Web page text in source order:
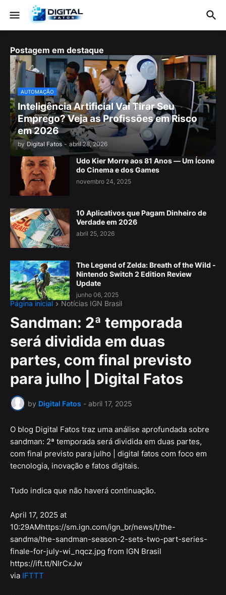
Postagem em destaque
AUTOMAÇÃO
Inteligência Artificial Vai Tirar Seu
Emprego? Veja as Profissões em Risco
em 2026
by Digital Fatos - abril 28, 2026
Udo Kier Morre aos 81 Anos — Um Ícone
do Cinema e dos Games
novembro 24, 2025
10 Aplicativos que Pagam Dinheiro de
Verdade em 2026
abril 25, 2026
The Legend of Zelda: Breath of the Wild -
Nintendo Switch 2 Edition Review
Update
junho 06, 2025
Página inicial Notícias IGN Brasil
Sandman: 2ª temporada
será dividida em duas
partes, com final previsto
para julho | Digital Fatos
by Digital Fatos - abril 17, 2025
O blog Digital Fatos traz uma análise aprofundada sobre
sandman: 2ª temporada será dividida em duas partes,
com final previsto para julho | digital fatos com foco em
tecnologia, inovação e fatos digitais.
Tudo indica que não haverá continuação.
April 17, 2025 at
10:29AMhttps://sm.ign.com/ign_br/news/t/the-
sandma/the-sandman-season-2-sets-two-part-series-
finale-for-july-wi_nqcz.jpg from IGN Brasil
https://ift.tt/NIrCxJw
via IFTTT